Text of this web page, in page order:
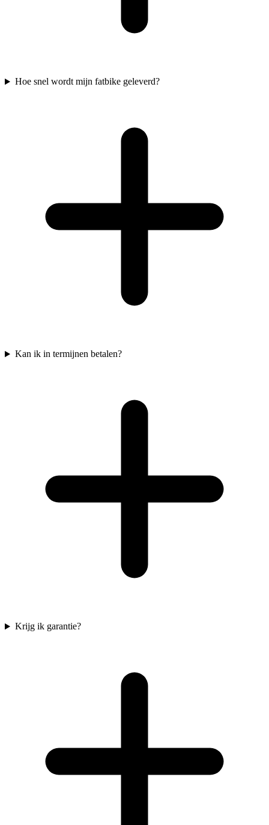
Hoe snel wordt mijn fatbike geleverd?
Kan ik in termijnen betalen?
Krijg ik garantie?